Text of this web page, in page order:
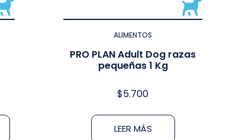
ALIMENTOS
PRO PLAN Adult Dog razas
pequeñas 1 Kg
$5.700
LEER MÁS